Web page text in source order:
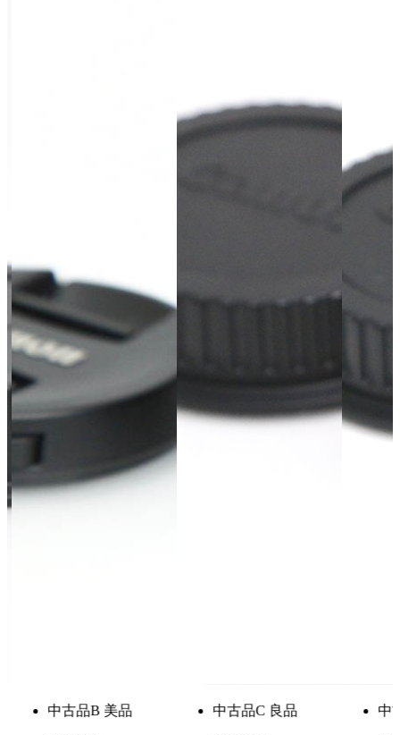
中古品B 美品 中古品C 良品 中